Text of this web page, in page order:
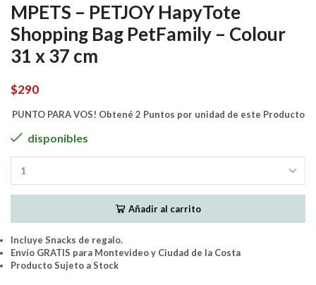
MPETS – PETJOY HapyTote
Shopping Bag PetFamily – Colour
31 x 37 cm
$290
PUNTO PARA VOS! Obtené 2 Puntos por unidad de este Producto
disponibles
HapyTote
PetFamily
Añadir al carrito
Incluye Snacks de regalo.
Envío GRATIS para Montevideo y Ciudad de la Costa
Producto Sujeto a Stock